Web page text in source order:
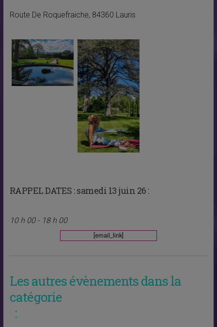
Route De Roquefraiche, 84360 Lauris
RAPPEL DATES :samedi 13 juin 26 :
10 h 00 - 18 h 00
[email_link]
Les autres évènements dans la
catégorie
: